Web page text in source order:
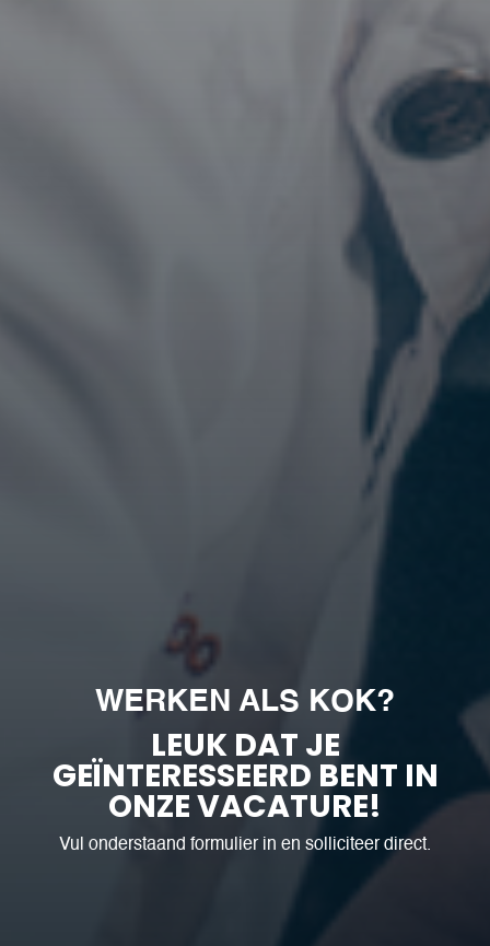
WERKEN ALS KOK?
LEUK DAT JE
GEÏNTERESSEERD BENT IN
ONZE VACATURE!
Vul onderstaand formulier in en solliciteer direct.